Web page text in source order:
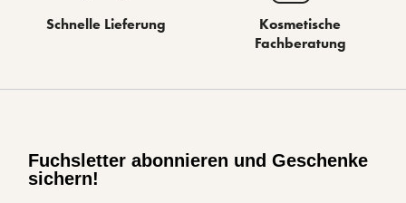
Schnelle Lieferung
Kosmetische
Fachberatung
Fuchsletter abonnieren und Geschenke
sichern!